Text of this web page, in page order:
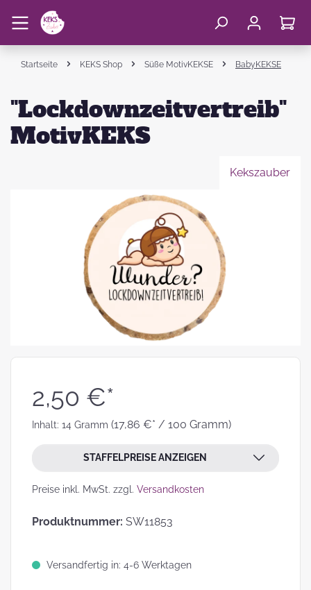
Startseite KEKS Shop Süße MotivKEKSE BabyKEKSE
"Lockdownzeitvertreib"
MotivKEKS
Kekszauber
2,50 €*
Inhalt: 14 Gramm (17,86 €* / 100 Gramm)
STAFFELPREISE ANZEIGEN
Preise inkl. MwSt. zzgl. Versandkosten
Produktnummer: SW11853
Versandfertig in: 4-6 Werktagen